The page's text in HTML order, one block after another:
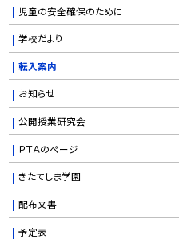
児童の安全確保のために
学校だより
転入案内
お知らせ
公開授業研究会
ＰＴＡのページ
きたてしま学園
配布文書
予定表